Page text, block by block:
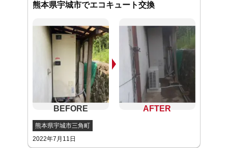
熊本県宇城市でエコキュート交換
熊本県宇城市三角町
2022年7月11日